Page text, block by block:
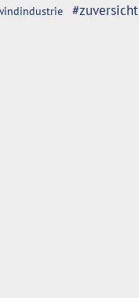
#zuversicht